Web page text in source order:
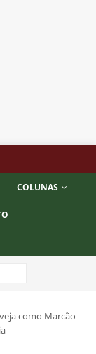
COLUNAS
como Marcão